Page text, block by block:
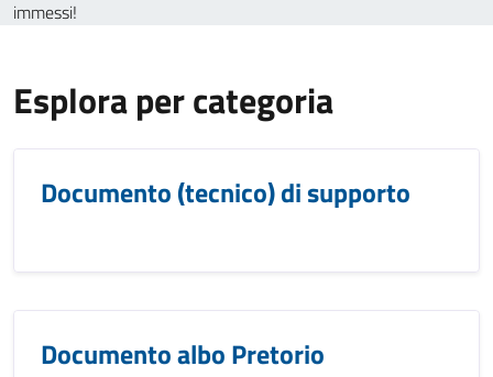
immessi!
Esplora per categoria
Documento (tecnico) di supporto
Documento albo Pretorio